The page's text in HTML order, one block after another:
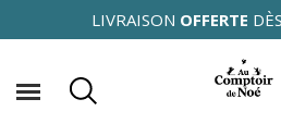
LIVRAISON OFFERTE